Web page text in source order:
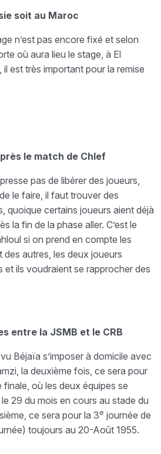
soit au Maroc
n’est pas encore fixé et selon
où aura lieu le stage, à El
est très important pour la remise
le match de Chlef
pas de libérer des joueurs,
le faire, il faut trouver des
quoique certains joueurs aient déjà
la fin de la phase aller. C’est le
si on prend en compte les
autres, les deux joueurs
et ils voudraient se rapprocher des
entre la JSMB et le CRB
Béjaïa s’imposer à domicile avec
la deuxième fois, ce sera pour
finale, où les deux équipes se
29 du mois en cours au stade du
ce sera pour la 3e journée de
toujours au 20-Août 1955.